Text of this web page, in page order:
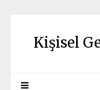
Kişisel